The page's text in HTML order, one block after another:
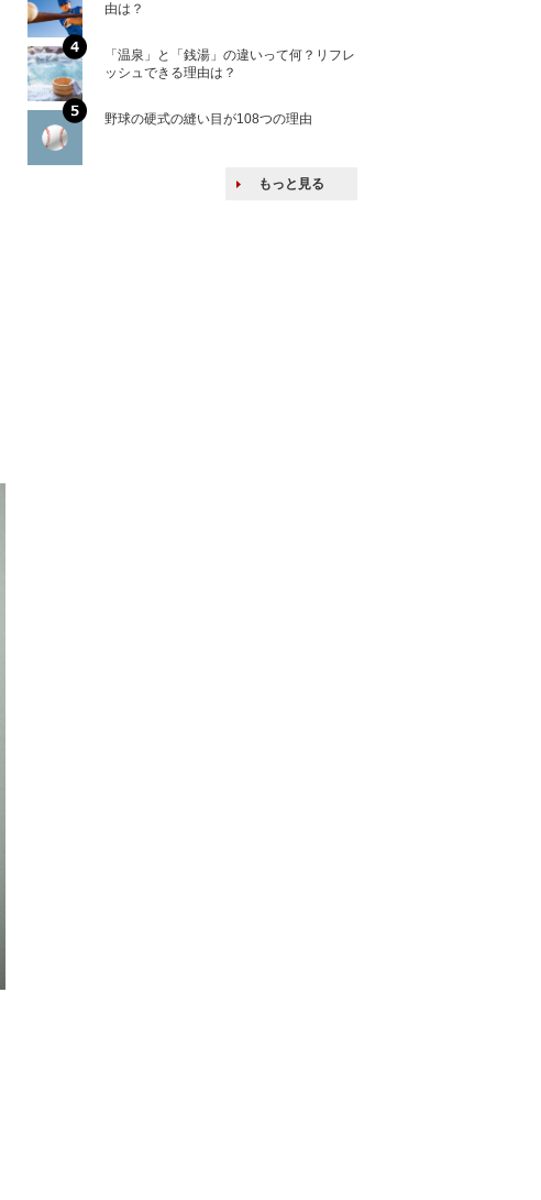
由は？
「温泉」と「銭湯」の違いって何？リフレ
ッシュできる理由は？
野球の硬式の縫い目が108つの理由
もっと見る